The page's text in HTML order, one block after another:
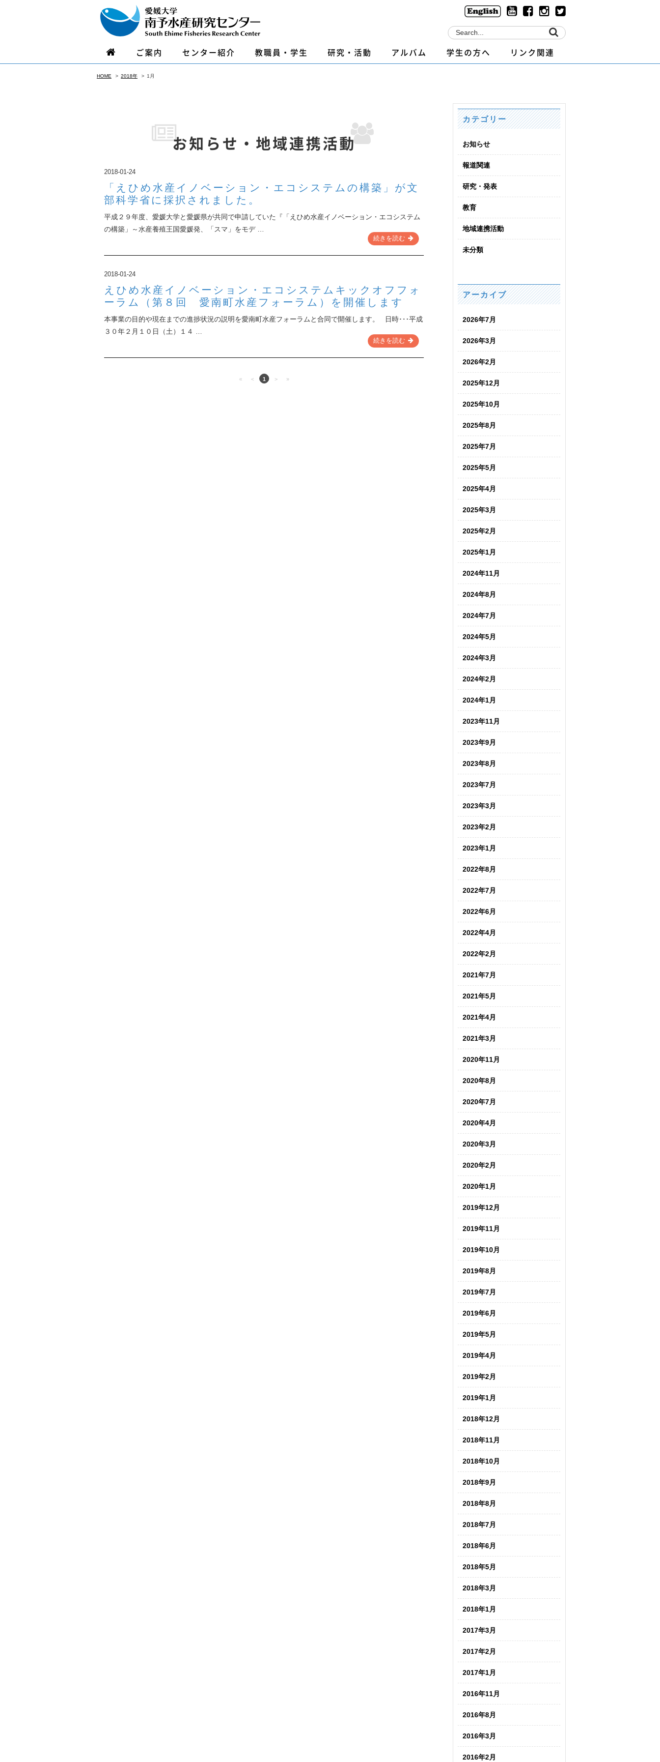
ご案内 センター紹介 教職員・学生 研究・活動 アルバム 学生の方へ リンク関連
HOME 2018年 1月
お知らせ・地域連携活動
2018-01-24
「えひめ水産イノベーション・エコシステムの構築」が文
部科学省に採択されました。
平成２９年度、愛媛大学と愛媛県が共同で申請していた『「えひめ水産イノベーション・エコシステム
の構築」～水産養殖王国愛媛発、「スマ」をモデ …
続きを読む
2018-01-24
えひめ水産イノベーション・エコシステムキックオフフォ
ーラム（第８回 愛南町水産フォーラム）を開催します
本事業の目的や現在までの進捗状況の説明を愛南町水産フォーラムと合同で開催します。 日時･･･平成
３０年２月１０日（土）１４ …
続きを読む
« < 1 > »
カテゴリー
お知らせ
報道関連
研究・発表
教育
地域連携活動
未分類
アーカイブ
2026年7月
2026年3月
2026年2月
2025年12月
2025年10月
2025年8月
2025年7月
2025年5月
2025年4月
2025年3月
2025年2月
2025年1月
2024年11月
2024年8月
2024年7月
2024年5月
2024年3月
2024年2月
2024年1月
2023年11月
2023年9月
2023年8月
2023年7月
2023年3月
2023年2月
2023年1月
2022年8月
2022年7月
2022年6月
2022年4月
2022年2月
2021年7月
2021年5月
2021年4月
2021年3月
2020年11月
2020年8月
2020年7月
2020年4月
2020年3月
2020年2月
2020年1月
2019年12月
2019年11月
2019年10月
2019年8月
2019年7月
2019年6月
2019年5月
2019年4月
2019年2月
2019年1月
2018年12月
2018年11月
2018年10月
2018年9月
2018年8月
2018年7月
2018年6月
2018年5月
2018年3月
2018年1月
2017年3月
2017年2月
2017年1月
2016年11月
2016年8月
2016年3月
2016年2月